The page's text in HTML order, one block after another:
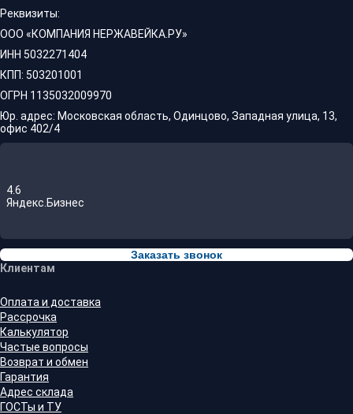
Реквизиты:
ООО «КОМПАНИЯ НЕРЖАВЕЙКА.РУ»
ИНН 5032271404
КПП: 503201001
ОГРН 1135032009970
Юр. адрес: Московская область, Одинцово, Западная улица, 13,
офис 402/4
4.6
Яндекс.Бизнес
Заказать звонок
Клиентам
Оплата и доставка
Рассрочка
Калькулятор
Частые вопросы
Возврат и обмен
Гарантия
Адрес склада
ГОСТы и ТУ